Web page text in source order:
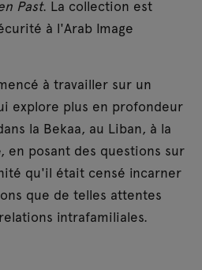
Past. La collection est
à l'Arab Image
à travailler sur un
explore plus en profondeur
la Bekaa, au Liban, à la
en posant des questions sur
qu'il était censé incarner
que de telles attentes
intrafamiliales.